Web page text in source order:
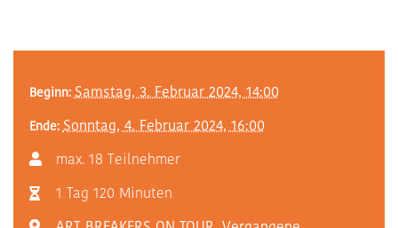
Beginn: Samstag, 3. Februar 2024, 14:00
Ende: Sonntag, 4. Februar 2024, 16:00
max. 18 Teilnehmer
1 Tag 120 Minuten